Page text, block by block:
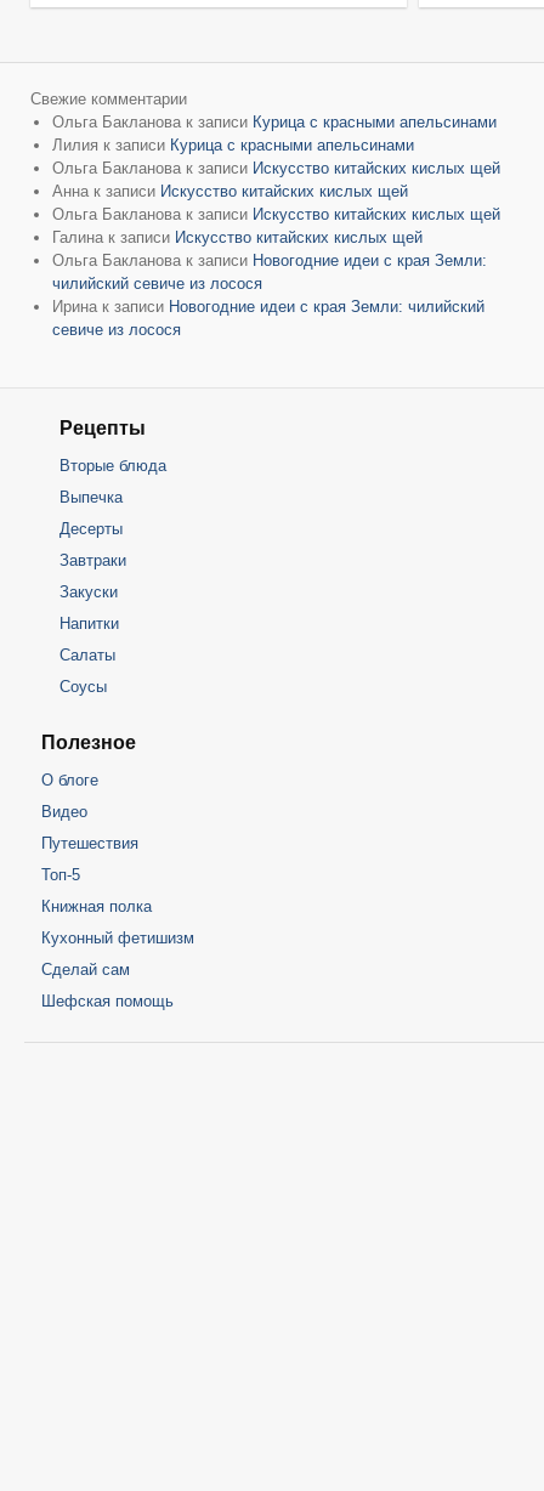
Свежие комментарии
Ольга Бакланова к записи Курица с красными апельсинами
Лилия к записи Курица с красными апельсинами
Ольга Бакланова к записи Искусство китайских кислых щей
Анна к записи Искусство китайских кислых щей
Ольга Бакланова к записи Искусство китайских кислых щей
Галина к записи Искусство китайских кислых щей
Ольга Бакланова к записи Новогодние идеи с края Земли:
чилийский севиче из лосося
Ирина к записи Новогодние идеи с края Земли: чилийский
севиче из лосося
Рецепты
Вторые блюда
Выпечка
Десерты
Завтраки
Закуски
Напитки
Салаты
Соусы
Полезное
О блоге
Видео
Путешествия
Топ-5
Книжная полка
Кухонный фетишизм
Сделай сам
Шефская помощь